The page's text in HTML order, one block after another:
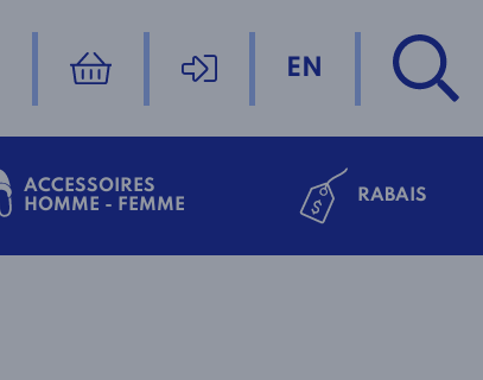
EN
ACCESSOIRES
HOMME - FEMME
RABAIS